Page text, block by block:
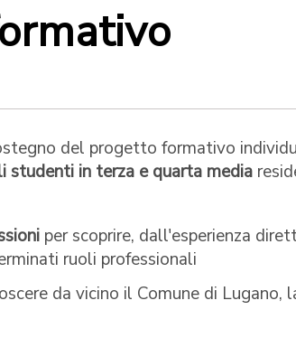
del progetto formativo
studenti in terza e quarta media
per scoprire, dall'esperienza
ruoli professionali
da vicino il Comune di Lugano,